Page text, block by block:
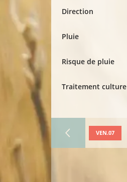
Direction
Pluie
Risque de pluie
Traitement culture
VEN.07